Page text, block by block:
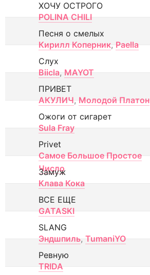
ХОЧУ ОСТРОГО
POLINA CHILI
Песня о смелых
Кирилл Коперник, Paella
Слух
Biicla, MAYOT
ПРИВЕТ
АКУЛИЧ, Молодой Платон
Ожоги от сигарет
Sula Fray
Privet
Самое Большое Простое
Число
Замуж
Клава Кока
ВСЕ ЕЩЕ
GATASKI
SLANG
Эндшпиль, TumaniYO
Ревную
TRIDA